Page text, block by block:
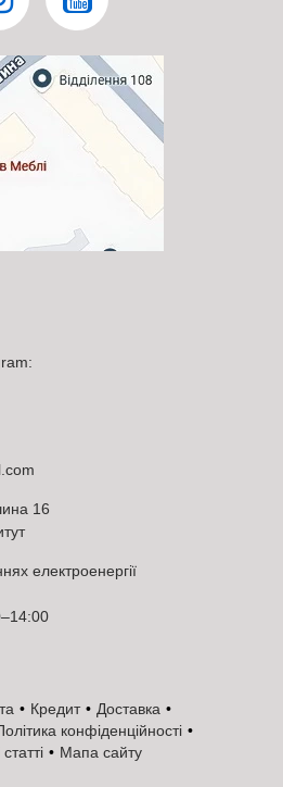
16
електроенергії
Кредит
Доставка
конфіденційності
Мапа сайту